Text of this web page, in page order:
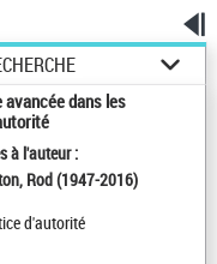
avancée dans les
à l'auteur :
Rod (1947-2016)
d'autorité